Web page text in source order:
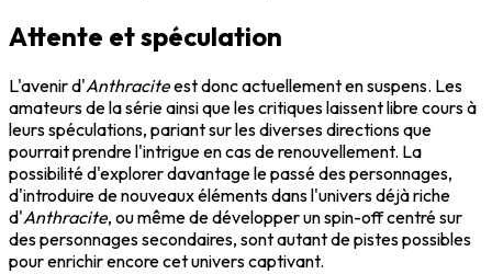
Attente et spéculation
L'avenir d'Anthraciteest donc actuellement en suspens. Les
amateurs de la série ainsi que les critiques laissent libre cours à
leurs spéculations, pariant sur les diverses directions que
pourrait prendre l'intrigue en cas de renouvellement. La
possibilité d'explorer davantage le passé des personnages,
d'introduire de nouveaux éléments dans l'univers déjà riche
d'Anthracite, ou même de développer un spin-off centré sur
des personnages secondaires, sont autant de pistes possibles
pour enrichir encore cet univers captivant.